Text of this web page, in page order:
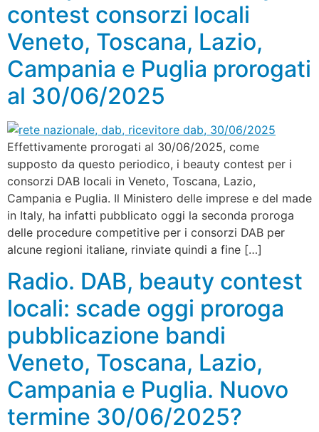
contest consorzi locali
Veneto, Toscana, Lazio,
Campania e Puglia prorogati
al 30/06/2025
Effettivamente prorogati al 30/06/2025, come
supposto da questo periodico, i beauty contest per i
consorzi DAB locali in Veneto, Toscana, Lazio,
Campania e Puglia. Il Ministero delle imprese e del made
in Italy, ha infatti pubblicato oggi la seconda proroga
delle procedure competitive per i consorzi DAB per
alcune regioni italiane, rinviate quindi a fine […]
Radio. DAB, beauty contest
locali: scade oggi proroga
pubblicazione bandi
Veneto, Toscana, Lazio,
Campania e Puglia. Nuovo
termine 30/06/2025?